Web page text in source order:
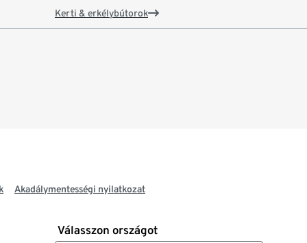
Kerti & erkélybútorok
Akadálymentességi nyilatkozat
Válasszon országot